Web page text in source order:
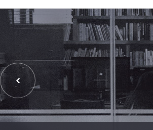
Introduce hyupsung university
e총장실
총장인사말
총장약력
총장동정
이념과비
창학이념
교육방침
협성 VISOIN
Introduce hyupsung university
대학입학
정시모집
수시모집
편입학모집
Introduce hyupsung university
학부
웨슬리대학
인문사회과학대학
경영대학
Introduce hyupsung university
수업정보
학사일정
교육과정
수강신청
Introduce hyupsung university
학생활동
학생자치회
학생생활상담
성희롱성폭력상담
등록,
등록금납부
장학제도
창융 비
포트폴
Introduce hyupsung university
통합공지
행사안내
협성소식
입찰/채용공고
Introduce hyupsung university
공개
정보공개제도안내
자체평가
대학평의원회
정책
개인정